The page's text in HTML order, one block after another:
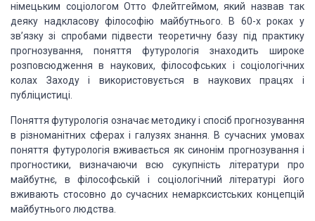
німецьким соціологом Отто Флейтгеймом, який назвав так
деяку надкласову філософію майбутнього. В 60-хроках у
зв’язку зі спробами підвести теоретичну базу під практику
прогнозування, поняття футурологія знаходить широке
розповсюдження в наукових, філософських і соціологічних
колах Заходу і використовується в наукових працях і
публіцистиці.
Поняття футурологія означає методикуі спосіб прогнозування
в різноманітних сферах і галузях знання. В сучасних умовах
поняття футурологія вживається як синонім прогнозування і
прогностики, визначаючи всю сукупність літератури про
майбутнє, в філософській і соціологічний літературі його
вживають стосовно до сучасних немарксистських концепцій
майбутнього людства.